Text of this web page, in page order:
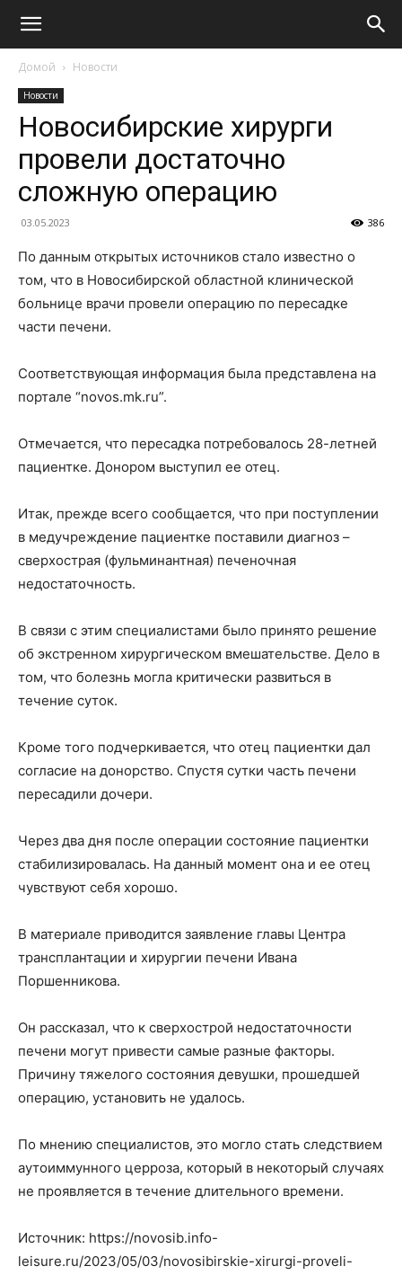
Домой Новости
Новости
Новосибирские хирурги
провели достаточно
сложную операцию
03.05.2023 386
По данным открытых источников стало известно о
том, что в Новосибирской областной клинической
больнице врачи провели операцию по пересадке
части печени.
Соответствующая информация была представлена на
портале “novos.mk.ru”.
Отмечается, что пересадка потребовалось 28-летней
пациентке. Донором выступил ее отец.
Итак, прежде всего сообщается, что при поступлении
в медучреждение пациентке поставили диагноз –
сверхострая (фульминантная) печеночная
недостаточность.
В связи с этим специалистами было принято решение
об экстренном хирургическом вмешательстве. Дело в
том, что болезнь могла критически развиться в
течение суток.
Кроме того подчеркивается, что отец пациентки дал
согласие на донорство. Спустя сутки часть печени
пересадили дочери.
Через два дня после операции состояние пациентки
стабилизировалась. На данный момент она и ее отец
чувствуют себя хорошо.
В материале приводится заявление главы Центра
трансплантации и хирургии печени Ивана
Поршенникова.
Он рассказал, что к сверхострой недостаточности
печени могут привести самые разные факторы.
Причину тяжелого состояния девушки, прошедшей
операцию, установить не удалось.
По мнению специалистов, это могло стать следствием
аутоиммунного церроза, который в некоторый случаях
не проявляется в течение длительного времени.
Источник: https://novosib.info-
leisure.ru/2023/05/03/novosibirskie-xirurgi-proveli-